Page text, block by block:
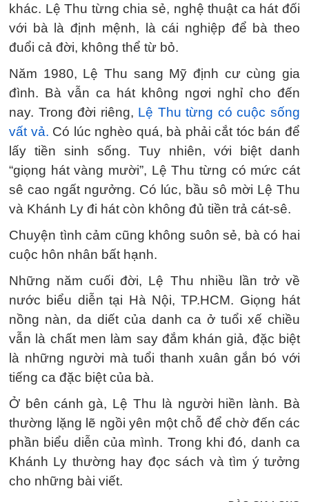
khác. Lệ Thu từng chia sẻ, nghệ thuật ca hát đối
với bà là định mệnh, là cái nghiệp để bà theo
đuổi cả đời, không thể từ bỏ.
Năm 1980, Lệ Thu sang Mỹ định cư cùng gia
đình. Bà vẫn ca hát không ngơi nghỉ cho đến
nay. Trong đời riêng, Lệ Thu từng có cuộc sống
vất vả. Có lúc nghèo quá, bà phải cắt tóc bán để
lấy tiền sinh sống. Tuy nhiên, với biệt danh
“giọng hát vàng mười”, Lệ Thu từng có mức cát
sê cao ngất ngưởng. Có lúc, bầu sô mời Lệ Thu
và Khánh Ly đi hát còn không đủ tiền trả cát-sê.
Chuyện tình cảm cũng không suôn sẻ, bà có hai
cuộc hôn nhân bất hạnh.
Những năm cuối đời, Lệ Thu nhiều lần trở về
nước biểu diễn tại Hà Nội, TP.HCM. Giọng hát
nồng nàn, da diết của danh ca ở tuổi xế chiều
vẫn là chất men làm say đắm khán giả, đặc biệt
là những người mà tuổi thanh xuân gắn bó với
tiếng ca đặc biệt của bà.
Ở bên cánh gà, Lệ Thu là người hiền lành. Bà
thường lặng lẽ ngồi yên một chỗ để chờ đến các
phần biểu diễn của mình. Trong khi đó, danh ca
Khánh Ly thường hay đọc sách và tìm ý tưởng
cho những bài viết.